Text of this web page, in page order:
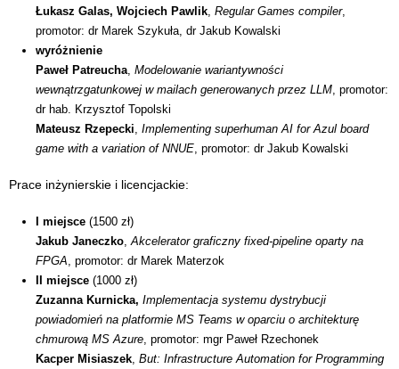
Łukasz Galas, Wojciech Pawlik Regular Games compiler,
promotor: dr Marek Szykuła, dr Jakub Kowalski
wyróżnienie
Paweł Patreucha Modelowanie wariantywności
wewnątrzgatunkowej w mailach generowanych przez LLM , promotor:
dr hab. Krzysztof Topolski
Mateusz Rzepecki Implementing superhuman AI for Azul board
game with a variation of NNUE , promotor: dr Jakub Kowalski
Prace inżynierskie i licencjackie:
I miejsce (1500 zł)
Jakub Janeczko Akcelerator graficzny fixed-pipeline oparty na
FPGA , promotor: dr Marek Materzok
II miejsce (1000 zł)
Zuzanna Kurnicka, Implementacja systemu dystrybucji
powiadomień na platformie MS Teams w oparciu o architekturę
chmurową MS Azure , promotor: mgr Paweł Rzechonek
Kacper Misiaszek But: Infrastructure Automation for Programming